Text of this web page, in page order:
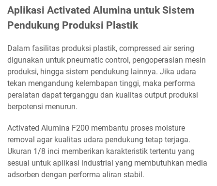
Aplikasi Activated Alumina untuk Sistem
Pendukung Produksi Plastik
Dalam fasilitas produksi plastik, compressed air sering
digunakan untuk pneumatic control, pengoperasian mesin
produksi, hingga sistem pendukung lainnya. Jika udara
tekan mengandung kelembapan tinggi, maka performa
peralatan dapat terganggu dan kualitas output produksi
berpotensi menurun.
Activated Alumina F200 membantu proses moisture
removal agar kualitas udara pendukung tetap terjaga.
Ukuran 1/8 inci memberikan karakteristik tertentu yang
sesuai untuk aplikasi industrial yang membutuhkan media
adsorben dengan performa aliran stabil.